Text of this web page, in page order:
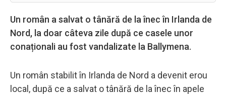
Un român a salvat o tânără de la înec în Irlanda de
Nord, la doar câteva zile după ce casele unor
conaționali au fost vandalizate la Ballymena.
Un român stabilit în Irlanda de Nord a devenit erou
local, după ce a salvat o tânără de la înec în apele